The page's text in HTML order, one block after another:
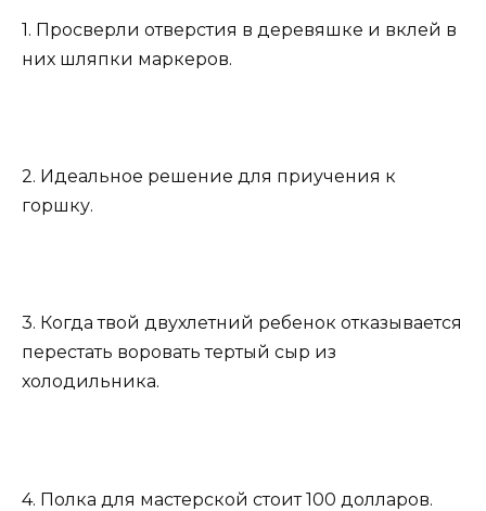
1. Просверли отверстия в деревяшке и вклей в
них шляпки маркеров.
2. Идеальное решение для приучения к
горшку.
3. Когда твой двухлетний ребенок отказывается
перестать воровать тертый сыр из
холодильника.
4. Полка для мастерской стоит 100 долларов.